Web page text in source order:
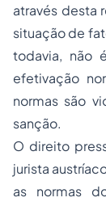
através desta
situação de
todavia, não
efetivação
normas são
sanção.
O direito
jurista
as normas